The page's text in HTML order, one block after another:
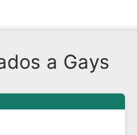
a Gays